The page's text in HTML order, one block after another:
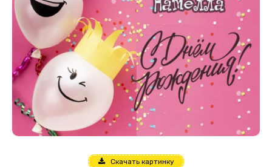
Скачать картинку